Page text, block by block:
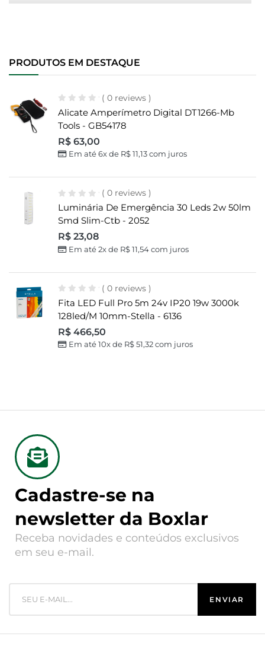
PRODUTOS EM DESTAQUE
( 0 reviews )
Alicate Amperímetro Digital DT1266-Mb
Tools - GB54178
R$ 63,00
Em até 6x de R$11,13com juros
( 0 reviews )
Luminária De Emergência 30 Leds 2w 50lm
Smd Slim-Ctb - 2052
R$ 23,08
Em até 2x de R$11,54com juros
( 0 reviews )
Fita LED Full Pro 5m 24v IP20 19w 3000k
128led/m 10mm-Stella - 6136
R$ 466,50
Em até 10x de R$51,32com juros
Cadastre-se na
newsletter da Boxlar
Receba novidades e conteúdos exclusivos
em seu e-mail.